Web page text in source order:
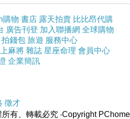
購物 書店 露天拍賣 比比昂代購
廣告刊登 加入聯播網 全球購物
拍錢包 旅遊 服務中心
麻將 雜誌 星座命理 會員中心
企業簡訊
徵才
所有、轉載必究 ‧Copyright PChome